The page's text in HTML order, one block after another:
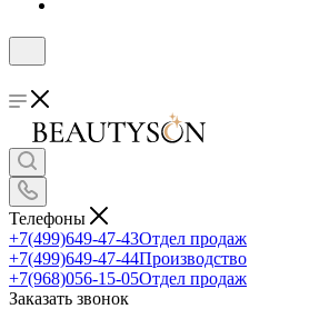
Телефоны
+7(499)649-47-43Отдел продаж
+7(499)649-47-44Производство
+7(968)056-15-05Отдел продаж
Заказать звонок